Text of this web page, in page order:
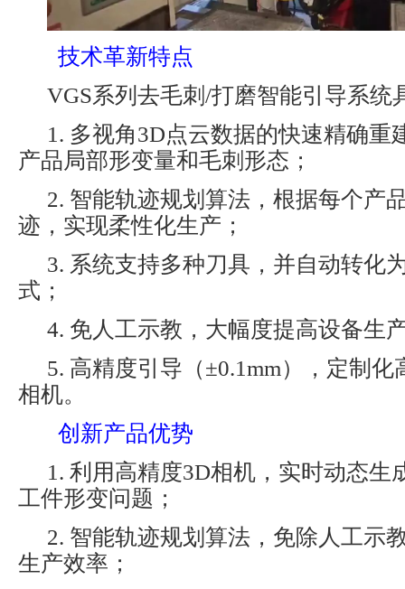
技术革新特点
VGS系列去毛刺/打磨智能引导系统
1. 多视角3D点云数据的快速精确重
产品局部形变量和毛刺形态；
2. 智能轨迹规划算法，根据每个产
迹，实现柔性化生产；
3. 系统支持多种刀具，并自动转化
式；
4. 免人工示教，大幅度提高设备生
5. 高精度引导（±0.1mm），定制化
相机。
创新产品优势
1. 利用高精度3D相机，实时动态生
工件形变问题；
2. 智能轨迹规划算法，免除人工示
生产效率；